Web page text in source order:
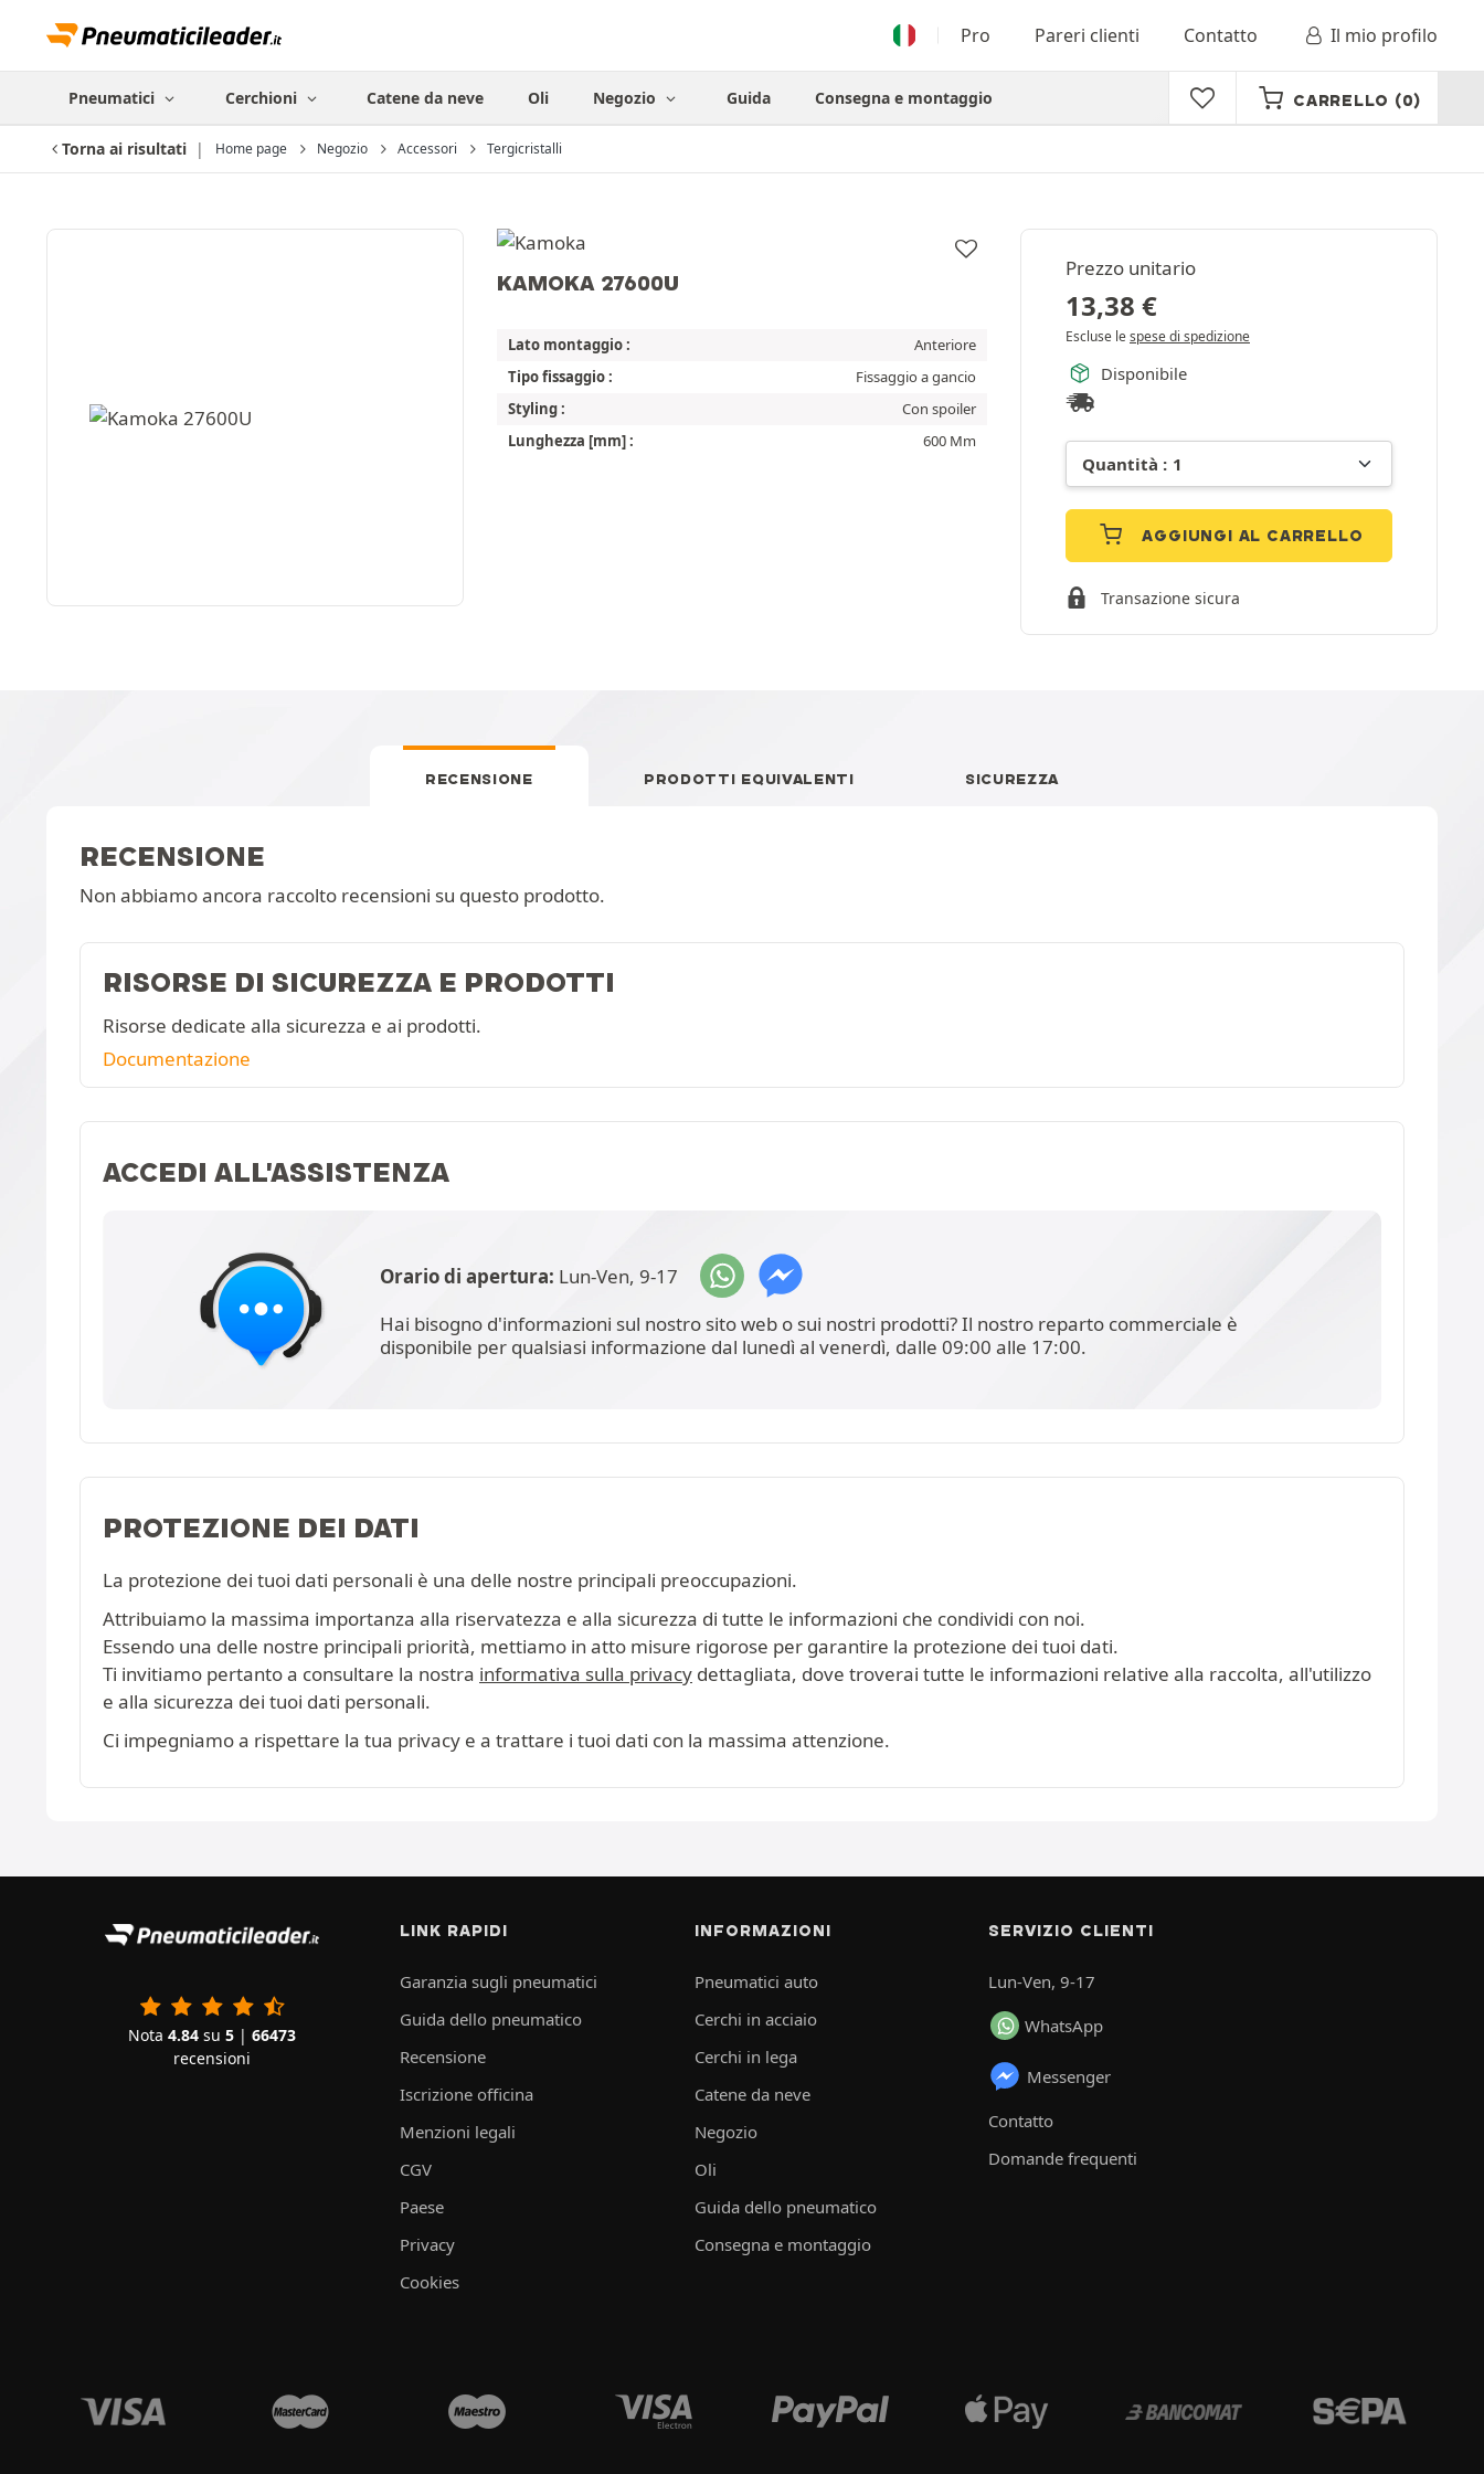
Pro Pareri clienti Contatto Il mio profilo
Pneumatici Cerchioni Catene da neve Oli Negozio Guida Consegna e montaggio CARRELLO (0)
Torna ai risultati Home page Negozio Accessori Tergicristalli
KAMOKA 27600U
Prezzo unitario
13,38 €
Escluse lespese di spedizione
Disponibile
AGGIUNGI AL CARRELLO
Transazione sicura
Lato montaggio :
Anteriore
Tipo fissaggio :
Fissaggio a gancio
Styling :
Con spoiler
Lunghezza [mm] :
600 Mm
RECENSIONE PRODOTTI EQUIVALENTI SICUREZZA
RECENSIONE
Non abbiamo ancora raccolto recensioni su questo prodotto.
RISORSE DI SICUREZZA E PRODOTTI
Risorse dedicate alla sicurezza e ai prodotti.
Documentazione
ACCEDI ALL'ASSISTENZA
Orario di apertura: Lun-Ven, 9-17
Hai bisogno d'informazioni sul nostro sito web o sui nostri prodotti? Il nostro reparto commerciale è
disponibile per qualsiasi informazione dal lunedì al venerdì, dalle 09:00 alle 17:00.
PROTEZIONE DEI DATI
La protezione dei tuoi dati personali è una delle nostre principali preoccupazioni.
Attribuiamo la massima importanza alla riservatezza e alla sicurezza di tutte le informazioni che condividi con noi.
Essendo una delle nostre principali priorità, mettiamo in atto misure rigorose per garantire la protezione dei tuoi dati.
Ti invitiamo pertanto a consultare la nostra informativa sulla privacy dettagliata, dove troverai tutte le informazioni relative alla raccolta, all'utilizzo
e alla sicurezza dei tuoi dati personali.
Ci impegniamo a rispettare la tua privacy e a trattare i tuoi dati con la massima attenzione.
Nota 4.84 su 5 | 66473
recensioni
LINK RAPIDI
Garanzia sugli pneumatici
Guida dello pneumatico
Recensione
Iscrizione officina
Menzioni legali
CGV
Paese
Privacy
Cookies
INFORMAZIONI
Pneumatici auto
Cerchi in acciaio
Cerchi in lega
Catene da neve
Negozio
Oli
Guida dello pneumatico
Consegna e montaggio
SERVIZIO CLIENTI
Lun-Ven, 9-17
WhatsApp
Messenger
Contatto
Domande frequenti